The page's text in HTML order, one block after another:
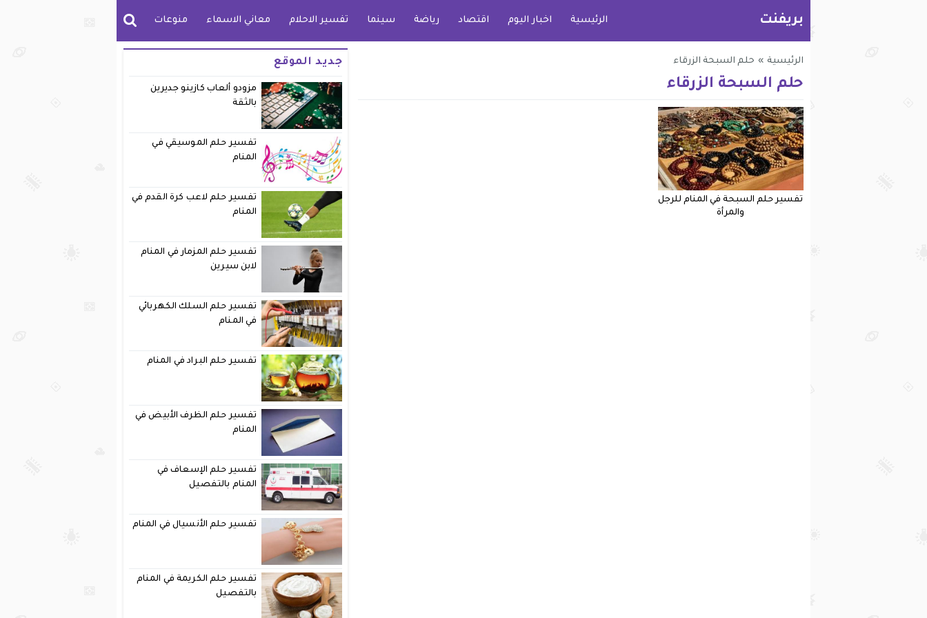
بريفنت الرئيسية اخبار اليوم اقتصاد رياضة سينما تفسير الاحلام معاني الاسماء منوعات
الرئيسية » حلم السبحة الزرقاء
حلم السبحة الزرقاء
تفسير حلم السبحة في المنام للرجل
والمرأة
جديد الموقع
مزودو ألعاب كازينو جديرين
بالثقة
تفسير حلم الموسيقي في
المنام
تفسير حلم لاعب كرة القدم في
المنام
تفسير حلم المزمار في المنام
لابن سيرين
تفسير حلم السلك الكهربائي
في المنام
تفسير حلم البراد في المنام
تفسير حلم الظرف الأبيض في
المنام
تفسير حلم الإسعاف في
المنام بالتفصيل
تفسير حلم الأنسيال في المنام
تفسير حلم الكريمة في المنام
بالتفصيل